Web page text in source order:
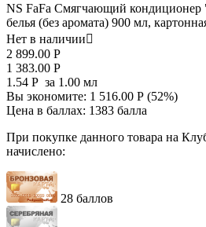
NS FaFa Смягчающий кондиционер
белья (без аромата) 900 мл,
Нет в наличии
2 899.00 Р
1 383.00 Р
1.54 Р за 1.00 мл
Вы экономите: 1 516.00 Р (52%)
Цена в баллах: 1383 балла
При покупке данного товара на
начислено:
28 баллов